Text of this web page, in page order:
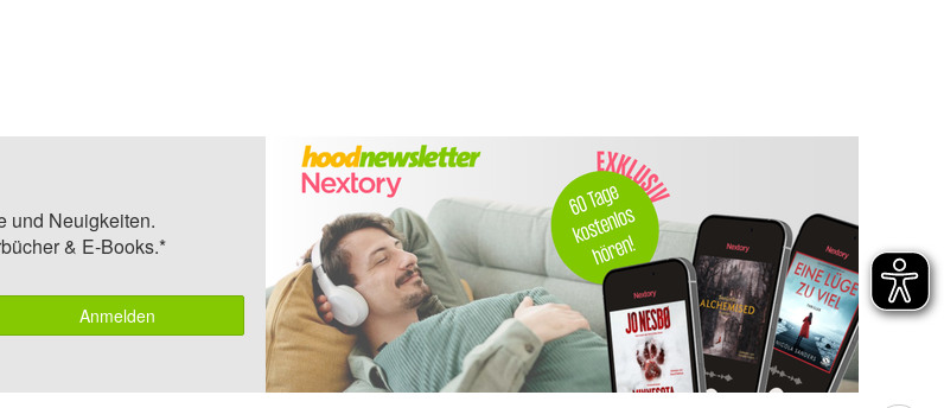
und Neuigkeiten.
& E-Books.*
Anmelden